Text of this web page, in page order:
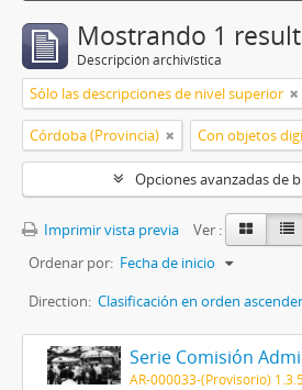
Mostrando 1
Descripción archivística
Sólo las descripciones de nivel superior
Córdoba (Provincia) Con objetos
Opciones avanzadas de
Imprimir vista previa
Ver :
Ordenar por: Fecha de inicio
Direction: Clasificación en orden
AR-000033-(Provisorio)